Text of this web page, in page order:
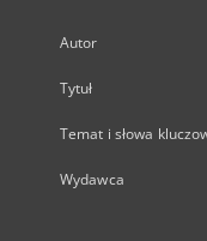
Autor
Tytuł
Temat i słowa
Wydawca